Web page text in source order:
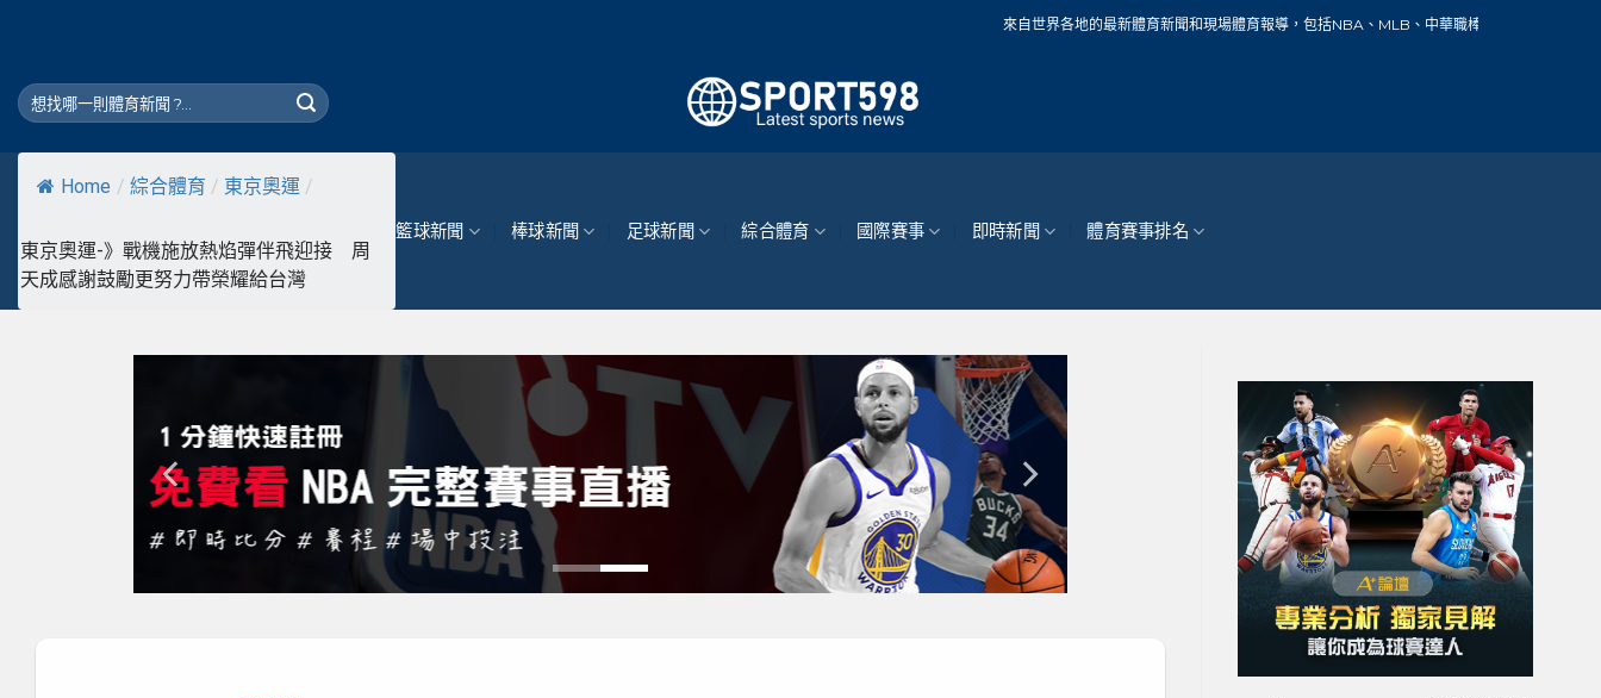
來自世界各地的最新體育新聞和現場體育報導，包括NBA、MLB、中華職棒、籃球、網球、足球、賽車、自行
Home / 綜合體育 / 東京奧運 /
東京奧運-》戰機施放熱焰彈伴飛迎接 周
天成感謝鼓勵更努力帶榮耀給台灣
籃球新聞 棒球新聞 足球新聞 綜合體育 國際賽事 即時新聞 體育賽事排名